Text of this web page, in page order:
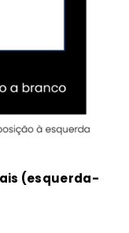
(esquerda-